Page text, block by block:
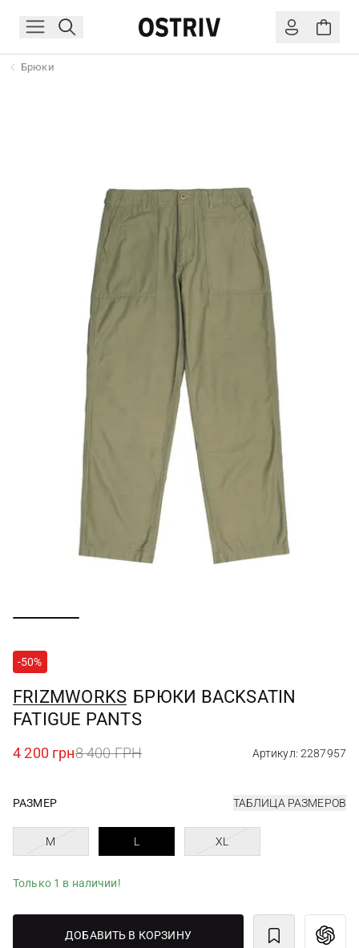
Брюки
-50%
FRIZMWORKS БРЮКИ BACKSATIN
FATIGUE PANTS
4 200 грн8 400 ГРН Артикул: 2287957
РАЗМЕР ТАБЛИЦА РАЗМЕРОВ
M L XL
Только 1 в наличии!
ДОБАВИТЬ В КОРЗИНУ